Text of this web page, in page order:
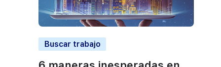
Buscar trabajo